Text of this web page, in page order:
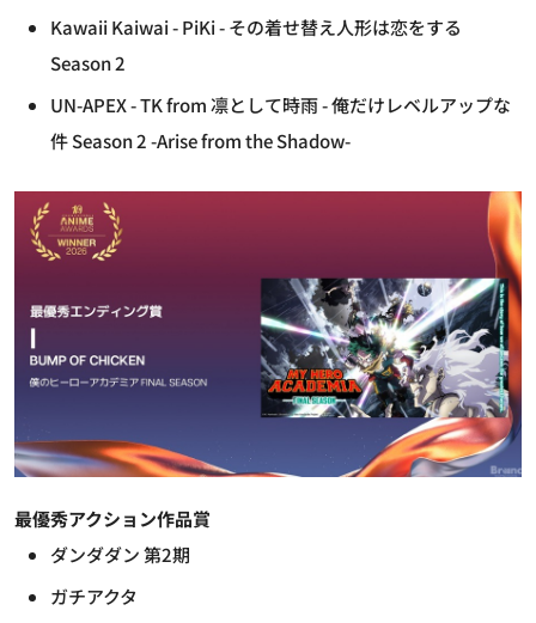
Kawaii Kaiwai - PiKi - その着せ替え人形は恋をする
Season 2
UN-APEX - TK from 凛として時雨 - 俺だけレベルアップな
件 Season 2 -Arise from the Shadow-
最優秀アクション作品賞
ダンダダン 第2期
ガチアクタ